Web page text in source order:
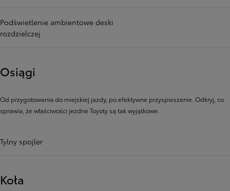
Podświetlenie ambientowe deski
rozdzielczej
Osiągi
Od przygotowania do miejskiej jazdy, po efektywne przyspieszenie. Odkryj, co
sprawia, że ​​właściwości jezdne Toyoty są tak wyjątkowe.
Tylny spojler
Koła